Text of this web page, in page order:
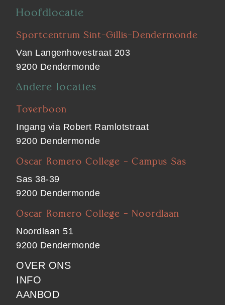
Hoofdlocatie
Sportcentrum Sint-Gillis-Dendermonde
Van Langenhovestraat 203
9200 Dendermonde
Andere locaties
Toverboon
Ingang via Robert Ramlotstraat
9200 Dendermonde
Oscar Romero College - Campus Sas
Sas 38-39
9200 Dendermonde
Oscar Romero College - Noordlaan
Noordlaan 51
9200 Dendermonde
FOOTER
MAIN
OVER ONS
INFO
AANBOD